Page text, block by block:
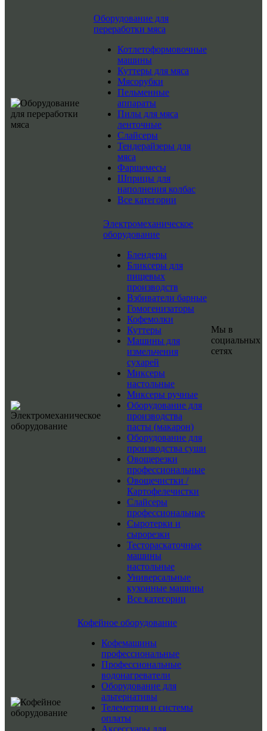
Оборудование для
переработки мяса
Котлетоформовочные
машины
Куттеры для мяса
Мясорубки
Пельменные
аппараты
Пилы для мяса
ленточные
Слайсеры
Тендерайзеры для
мяса
Фаршемесы
Шприцы для
наполнения колбас
Все категории
Электромеханическое
оборудование
Блендеры
Бликсеры для
пищевых
производств
Взбиватели барные
Гомогенизаторы
Кофемолки
Куттеры
Машины для
измельчения
сухарей
Миксеры
настольные
Миксеры ручные
Оборудование для
производства
пасты (макарон)
Оборудование для
производства суши
Овощерезки
профессиональные
Овощечистки /
Картофелечистки
Слайсеры
профессиональные
Сыротерки и
сырорезки
Тестораскаточные
машины
настольные
Универсальные
кухонные машины
Все категории
Кофейное оборудование
Кофемашины
профессиональные
Профессиональные
водонагреватели
Оборудование для
альтернативы
Телеметрия и системы
оплаты
Аксессуары для
Мы в
социальных
сетях